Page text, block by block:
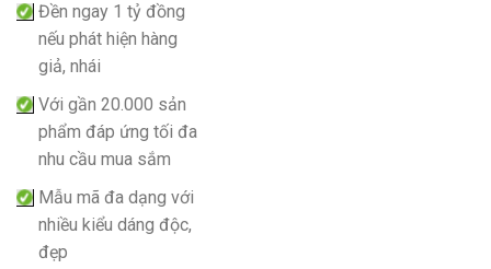
Đền ngay 1 tỷ đồng
nếu phát hiện hàng
giả, nhái
Với gần 20.000 sản
phẩm đáp ứng tối đa
nhu cầu mua sắm
Mẫu mã đa dạng với
nhiều kiểu dáng độc,
đẹp